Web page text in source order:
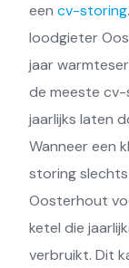
een cv-storing.
loodgieter
jaar
de meeste cv-
jaarlijks laten
Wanneer een
storing
Oosterhout
ketel die
verbruikt. Dit